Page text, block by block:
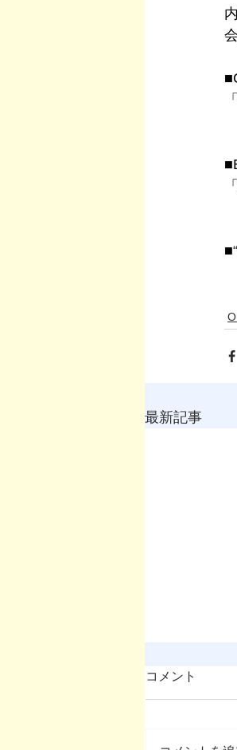
■
最新記事
コメント